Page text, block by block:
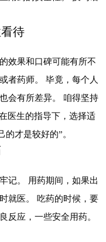
待
效果和口碑可能有所不
者药师。 毕竟，每个人
会有所差异。 咱得坚持
医生的指导下，选择适
才是较好的”。
记。 用药期间，如果出
就医。 吃药的时候，要
反应，一些安全用药。